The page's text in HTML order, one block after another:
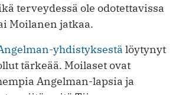
terveydessä ole odotettavissa
Moilanen jatkaa.
yhdistyksestä löytynyt
tärkeää. Moilaset ovat
Angelman-lapsia ja